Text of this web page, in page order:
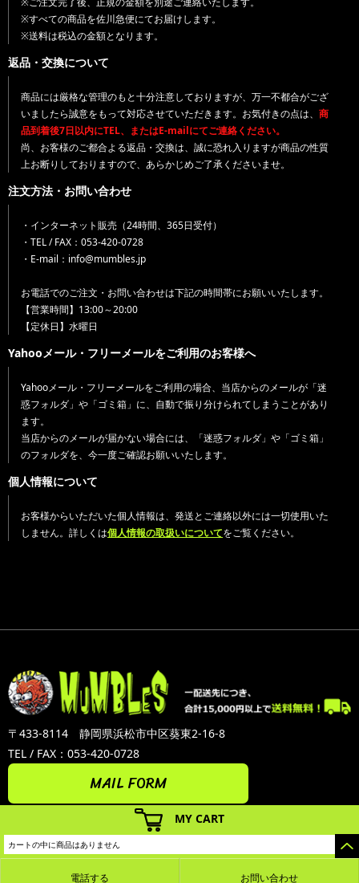
MY CART
カートの中に商品はありません
※すべての商品を佐川急便にてお届けします。
※送料は税込の金額となります。
返品・交換について
商品には厳格な管理のもと十分注意しておりますが、万一不都合がござ
いましたら誠意をもって対応させていただきます。お気付きの点は、 商
品到着後7日以内にTEL、またはE-mailにてご連絡ください。
尚、お客様のご都合よる返品・交換は、誠に恐れ入りますが商品の性質
上お断りしておりますので、あらかじめご了承くださいませ。
注文方法・お問い合わせ
・インターネット販売（24時間、365日受付）
・TEL / FAX：053-420-0728
・E-mail：info@mumbles.jp
お電話でのご注文・お問い合わせは下記の時間帯にお願いいたします。
【営業時間】13:00～20:00
【定休日】水曜日
Yahooメール・フリーメールをご利用のお客様へ
Yahooメール・フリーメールをご利用の場合、当店からのメールが「迷
惑フォルダ」や「ゴミ箱」に、自動で振り分けられてしまうことがあり
ます。
当店からのメールが届かない場合には、「迷惑フォルダ」や「ゴミ箱」
のフォルダを、今一度ご確認お願いいたします。
個人情報について
お客様からいただいた個人情報は、発送とご連絡以外には一切使用いた
しません。詳しくは個人情報の取扱いについてをご覧ください。
〒433-8114 静岡県浜松市中区葵東2-16-8
TEL / FAX：053-420-0728
MAIL FORM
電話する お問い合わせ